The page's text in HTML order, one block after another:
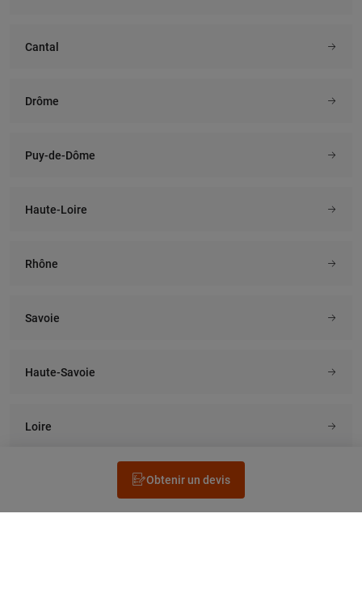
Obtenir un devis
Cantal
Drôme
Puy-de-Dôme
Haute-Loire
Rhône
Savoie
Haute-Savoie
Loire